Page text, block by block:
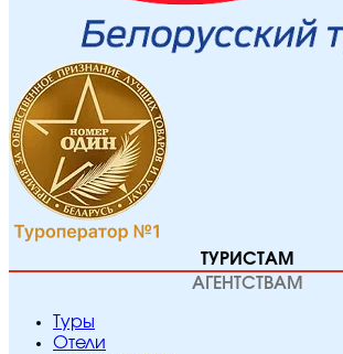
ТУРИСТАМ
АГЕНТСТВАМ
Туры
Отели